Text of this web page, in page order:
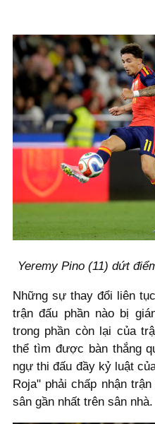
Yeremy Pino (11) dứt
Những sự thay đổi liên
trận đấu phần nào bị
trong phần còn lại của
thể tìm được bàn thắng
ngự thi đấu đầy kỷ luật
Roja" phải chấp nhận
sân gần nhất trên sân nhà.